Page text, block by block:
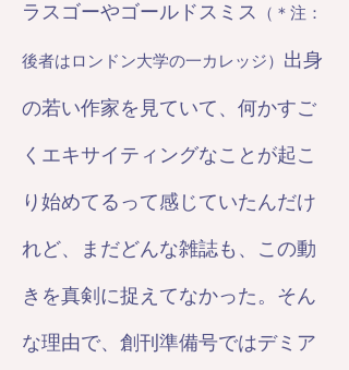
ラスゴーやゴールドスミス （＊注：
後者はロンドン大学の一カレッジ） 出身
の若い作家を見ていて、何かすご
くエキサイティングなことが起こ
り始めてるって感じていたんだけ
れど、まだどんな雑誌も、この動
きを真剣に捉えてなかった。そん
な理由で、創刊準備号ではデミア